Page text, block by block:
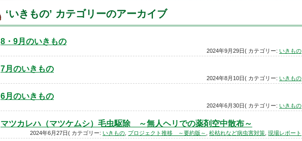
‘いきもの’ カテゴリーのアーカイブ
8・9月のいきもの
2024年9月29日( カテゴリー: いきもの
7月のいきもの
2024年8月10日( カテゴリー: いきもの
6月のいきもの
2024年6月30日( カテゴリー: いきもの
マツカレハ（マツケムシ）毛虫駆除 ～無人ヘリでの薬剤空中散布～
2024年6月27日( カテゴリー: いきもの プロジェクト推移 ～要約版～ 松枯れなど病虫害対策 現場レポート